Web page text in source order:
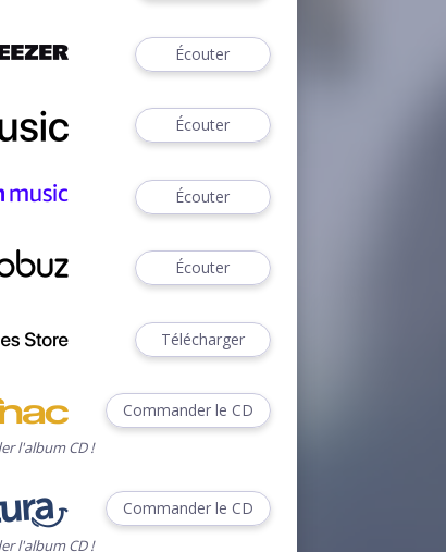
Écouter
Écouter
Écouter
Écouter
Télécharger
Commander le CD
l'album CD !
Commander le CD
l'album CD !